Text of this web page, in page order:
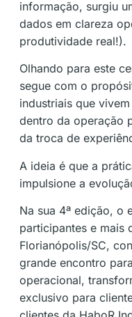
informação, surgiu
dados em clareza
produtividade real!).
Olhando para este
segue com o
industriais que
dentro da operação
da troca de
A ideia é que a
impulsione a
Na sua 4ª edição, o
participantes e mais
Florianópolis/SC,
grande encontro
operacional,
exclusivo para